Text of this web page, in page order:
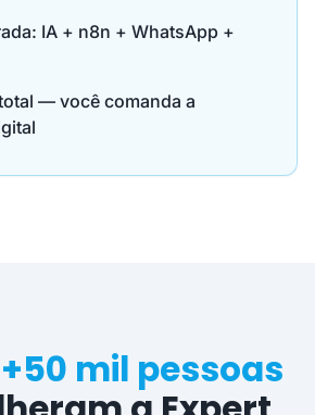
IA + n8n + WhatsApp +
— você comanda a
+50 mil pessoas